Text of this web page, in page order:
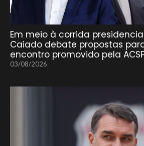
Em meio à corrida
Caiado debate propostas
encontro promovido pela
03/08/2026